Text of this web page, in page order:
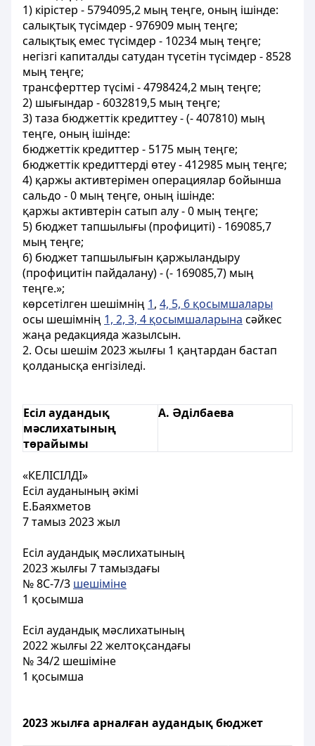
1) кірістер - 5794095,2 мың теңге, оның ішінде:
салықтық түсімдер - 976909 мың теңге;
салықтық емес түсімдер - 10234 мың теңге;
негізгі капиталды сатудан түсетін түсімдер - 8528
мың теңге;
трансферттер түсімі - 4798424,2 мың теңге;
2) шығындар - 6032819,5 мың теңге;
3) таза бюджеттік кредиттеу - (- 407810) мың
теңге, оның ішінде:
бюджеттiк кредиттер - 5175 мың теңге;
бюджеттік кредиттерді өтеу - 412985 мың теңге;
4) қаржы активтерімен операциялар бойынша
сальдо - 0 мың теңге, оның ішінде:
қаржы активтерін сатып алу - 0 мың теңге;
5) бюджет тапшылығы (профициті) - 169085,7
мың теңге;
6) бюджет тапшылығын қаржыландыру
(профицитін пайдалану) - (- 169085,7) мың
теңге.»;
көрсетілген шешімнің 1, 4, 5, 6 қосымшалары
осы шешімнің 1, 2, 3, 4 қосымшаларына сәйкес
жаңа редакцияда жазылсын.
2. Осы шешім 2023 жылғы 1 қаңтардан бастап
қолданысқа енгізіледі.
Есіл аудандық
мәслихатының
төрайымы
А. Әділбаева
«КЕЛІСІЛДІ»
Есіл ауданының әкімі
Е.Баяхметов
7 тамыз 2023 жыл
Есіл аудандық мәслихатының
2023 жылғы 7 тамыздағы
№ 8С-7/3 шешіміне
1 қосымша
Есіл аудандық мәслихатының
2022 жылғы 22 желтоқсандағы
№ 34/2 шешіміне
1 қосымша
2023 жылға арналған аудандық бюджет